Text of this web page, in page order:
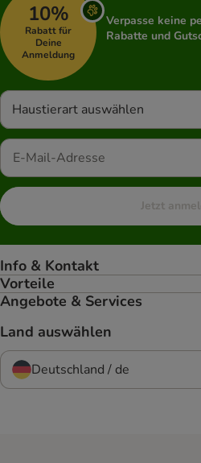
10%
Rabatt für
Deine
Anmeldung
Verpasse keine
Rabatte und
Haustierart auswählen
Jetzt
Info & Kontakt
Vorteile
Angebote & Services
Land auswählen
Deutschland / de